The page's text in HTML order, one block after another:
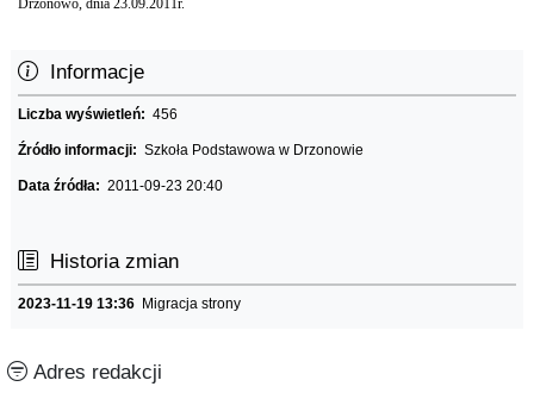
Informacje
Liczba wyświetleń: 456
Źródło informacji: Szkoła Podstawowa w Drzonowie
Data źródła: 2011-09-23 20:40
Historia zmian
2023-11-19 13:36 Migracja strony
Adres redakcji